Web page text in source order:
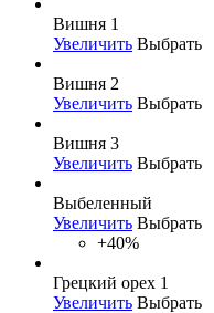
Вишня 1
Увеличить Выбрать
Вишня 2
Увеличить Выбрать
Вишня 3
Увеличить Выбрать
Выбеленный
Увеличить Выбрать
+40%
Грецкий орех 1
Увеличить Выбрать